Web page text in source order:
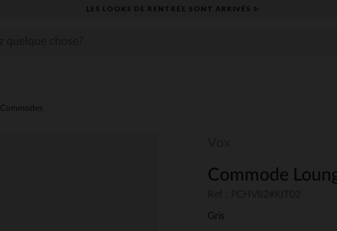
LES LOOKS DE RENTRÉE SONT ARRIVÉS ✨
Commodes
Commode
Gris